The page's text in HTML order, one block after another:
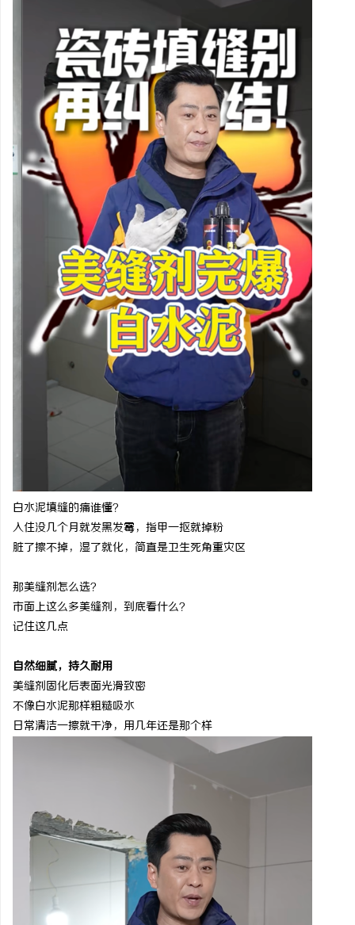
白水泥填缝的痛谁懂？
入住没几个月就发黑发霉，指甲一抠就掉粉
脏了擦不掉，湿了就化，简直是卫生死角重灾区
那美缝剂怎么选？
市面上这么多美缝剂，到底看什么？
记住这几点
自然细腻，持久耐用
美缝剂固化后表面光滑致密
不像白水泥那样粗糙吸水
日常清洁一擦就干净，用几年还是那个样
汉配眼镜 上海配眼镜 武汉配眼镜 上海配眼镜